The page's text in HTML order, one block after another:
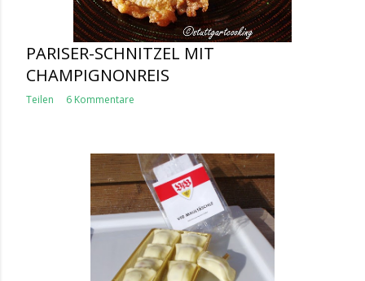
PARISER-SCHNITZEL MIT
CHAMPIGNONREIS
Teilen 6 Kommentare